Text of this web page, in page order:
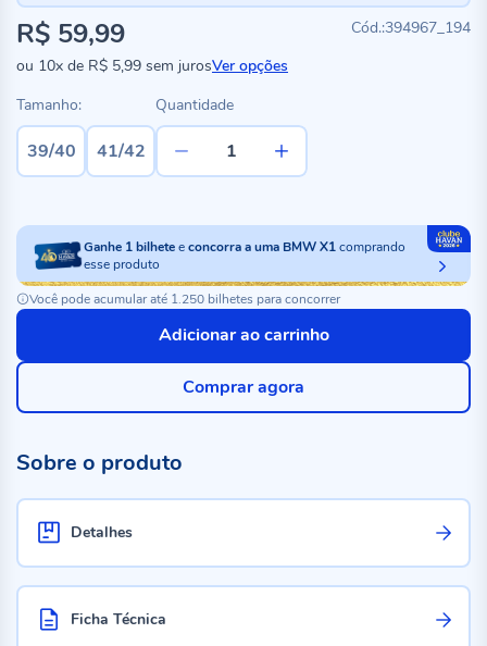
394967_194
R$ 59,99
ou 10x de R$ 5,99 sem jurosVer opções
Tamanho:
39/40 41/42
Quantidade
Ganhe 1bilheteeconcorra a uma BMW X1comprando
esse produto
Você pode acumular até 1.250 bilhetes para concorrer
Adicionar ao carrinho
Comprar agora
Sobre o produto
Detalhes
Ficha Técnica